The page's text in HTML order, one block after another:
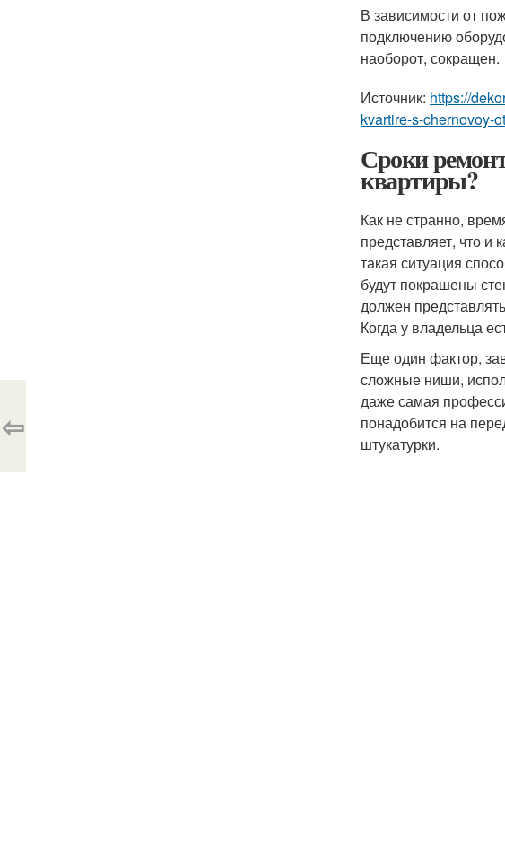
В зависимости от
подключению
наоборот, сокращен.
Источник: https://
kvartire-s-chernovoy-
Сроки
квартиры?
Как не странно,
представляет, что и
такая ситуация
будут покрашены
должен
Когда у владельца
Еще один фактор,
сложные ниши,
даже самая
понадобится на
штукатурки.
⇦